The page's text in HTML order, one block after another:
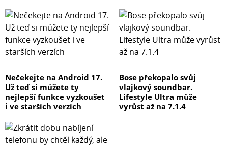
Nečekejte na Android 17.
Už teď si můžete ty
nejlepší funkce vyzkoušet
i ve starších verzích
Bose překopalo svůj
vlajkový soundbar.
Lifestyle Ultra může
vyrůst až na 7.1.4